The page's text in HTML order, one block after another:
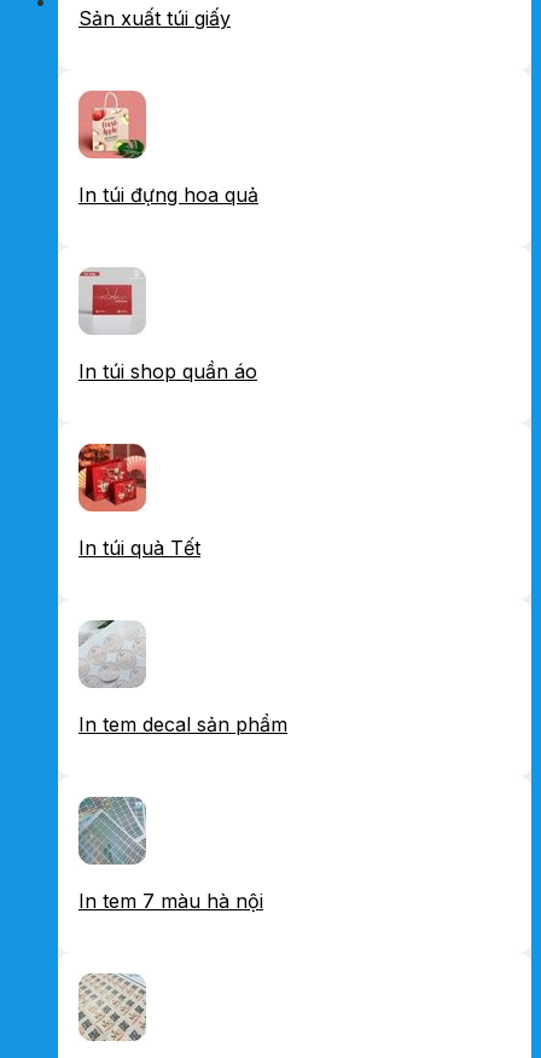
Sản xuất túi giấy
In túi đựng hoa quả
In túi shop quần áo
In túi quà Tết
In tem decal sản phẩm
In tem 7 màu hà nội